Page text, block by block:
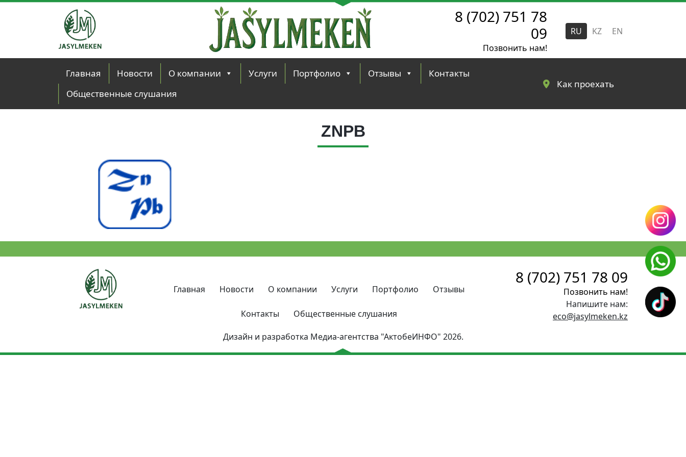
Skip to main content
8 (702) 751 78
09
Позвонить нам!
RU KZ EN
Главная Новости О компании Услуги Портфолио Отзывы
Контакты
Общественные слушания
Как проехать
ZNPB
Главная Новости О компании Услуги Портфолио Отзывы
Контакты Общественные слушания
8 (702) 751 78 09
Позвонить нам!
Напишите нам:
eco@jasylmeken.kz
Дизайн и разработка Медиа-агентства "АктобеИНФО" 2026.